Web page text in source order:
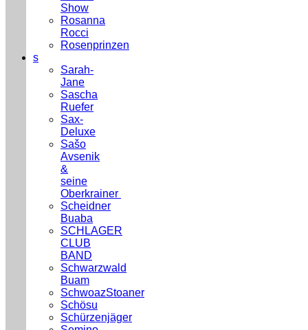
Show
Rosanna
Rocci
Rosenprinzen
s
Sarah-
Jane
Sascha
Ruefer
Sax-
Deluxe
Sašo
Avsenik
&
seine
Oberkrainer
Scheidner
Buaba
SCHLAGER
CLUB
BAND
Schwarzwald
Buam
SchwoazStoaner
Schösu
Schürzenjäger